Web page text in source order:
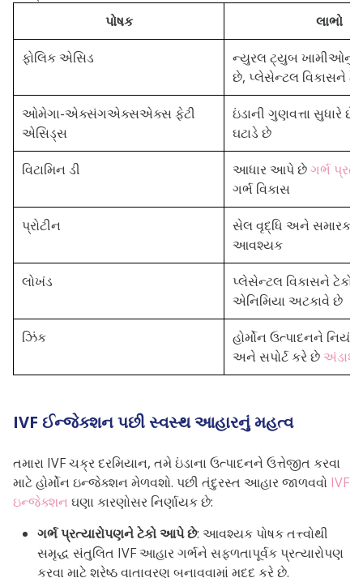
પોષક
લાભો
ફોલિક એસિડ
ન્યુરલ ટ્યુબ ખામીઓનું
છે, પ્લેસેન્ટલ વિકાસને
ઓમેગા-એક્સંગએક્સએક્સ ફેટી
એસિડ્સ
ઇંડાની ગુણવત્તા સુધારે
ઘટાડે છે
વિટામિન ડી આધાર આપે છેગર્ભ
ગર્ભ વિકાસ
પ્રોટીન
સેલ વૃદ્ધિ અને સમારકામ
આવશ્યક
લોખંડ
પ્લેસેન્ટલ વિકાસને
એનિમિયા અટકાવે છે
ઝિંક
હોર્મોન ઉત્પાદનને
અને સપોર્ટ કરે છે
IVF ઈન્જેક્શન પછી સ્વસ્થ આહારનું મહત્વ
તમારા IVF ચક્ર દરમિયાન, તમે ઇંડાના ઉત્પાદનને ઉત્તેજીત કરવા
માટે હોર્મોન ઇન્જેક્શન મેળવશો. પછી તંદુરસ્ત આહાર જાળવવો IVF
ઇન્જેક્શન ઘણા કારણોસર નિર્ણાયક છે:
ગર્ભ પ્રત્યારોપણને ટેકો આપે છે: આવશ્યક પોષક તત્ત્વોથી
સમૃદ્ધ સંતુલિત IVF આહાર ગર્ભને સફળતાપૂર્વક પ્રત્યારોપણ
કરવા માટે શ્રેષ્ઠ વાતાવરણ બનાવવામાં મદદ કરે છે.